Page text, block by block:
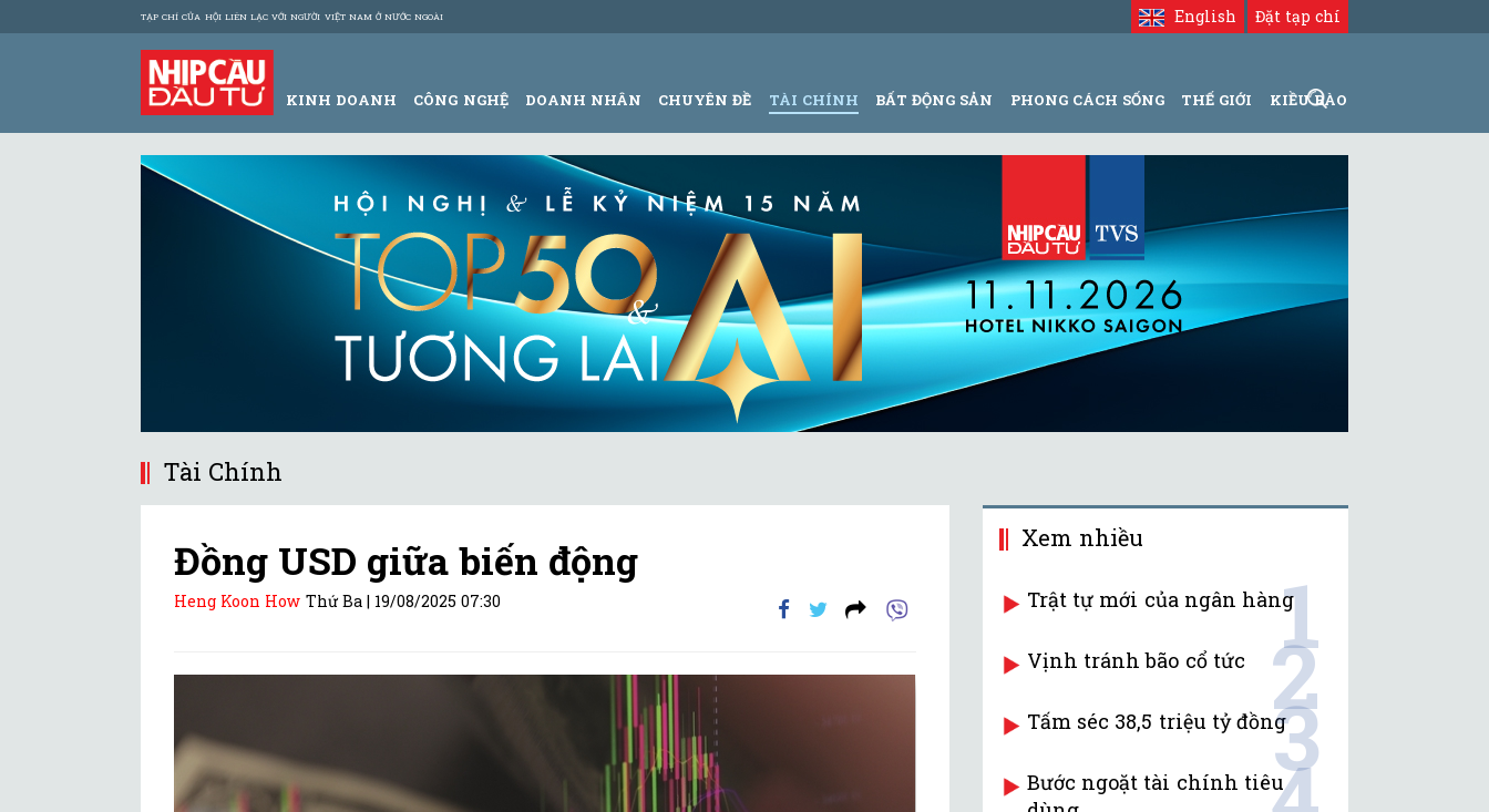
TẠP CHÍ CỦA HỘI LIÊN LẠC VỚI NGƯỜI VIỆT NAM Ở NƯỚC NGOÀI Đặt tạp chí
English
KINH DOANH CÔNG NGHỆ DOANH NHÂN CHUYÊN ĐỀ TÀI CHÍNH BẤT ĐỘNG SẢN PHONG CÁCH SỐNG THẾ GIỚI KIỀU BÀO
Tài Chính
Đồng USD giữa biến động
Heng Koon How Thứ Ba | 19/08/2025 07:30
Xem nhiều
Trật tự mới của ngân hàng1
Vịnh tránh bão cổ tức 2
Tấm séc 38,5 triệu tỷ đồng3
Bước ngoặt tài chính tiêu